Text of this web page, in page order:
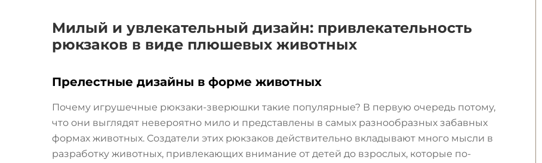
Милый и увлекательный дизайн: привлекательность
рюкзаков в виде плюшевых животных
Прелестные дизайны в форме животных
Почему игрушечные рюкзаки-зверюшки такие популярные? В первую очередь потому,
что они выглядят невероятно мило и представлены в самых разнообразных забавных
формах животных. Создатели этих рюкзаков действительно вкладывают много мысли в
разработку животных, привлекающих внимание от детей до взрослых, которые по-